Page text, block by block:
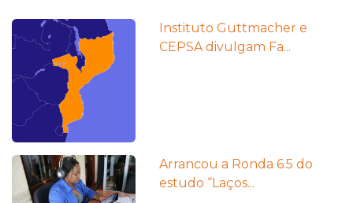
Instituto Guttmacher e
CEPSA divulgam Fa...
Arrancou a Ronda 6.5 do
estudo “Laços...